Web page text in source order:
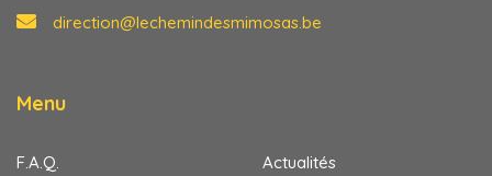
direction@lechemindesmimosas.be
Menu
F.A.Q. Actualités